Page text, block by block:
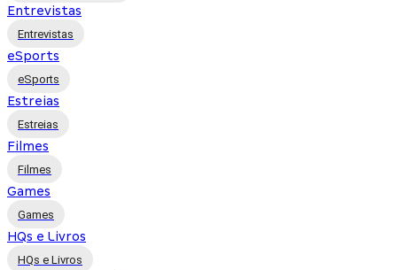
Entrevistas
Entrevistas
eSports
eSports
Estreias
Estreias
Filmes
Filmes
Games
Games
HQs e Livros
HQs e Livros